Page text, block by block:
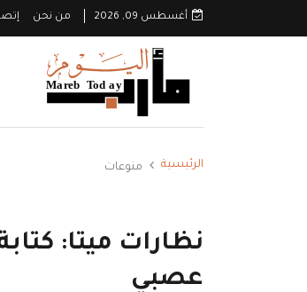
أغسطس 09, 2026 من نحن
الرئيسية منوعات
نظارات ميتا:
عصبي